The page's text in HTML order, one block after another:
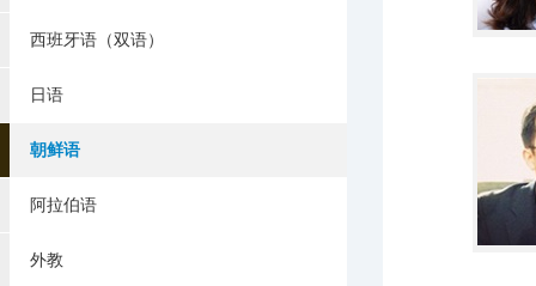
西班牙语（双语）
日语
朝鲜语
阿拉伯语
外教